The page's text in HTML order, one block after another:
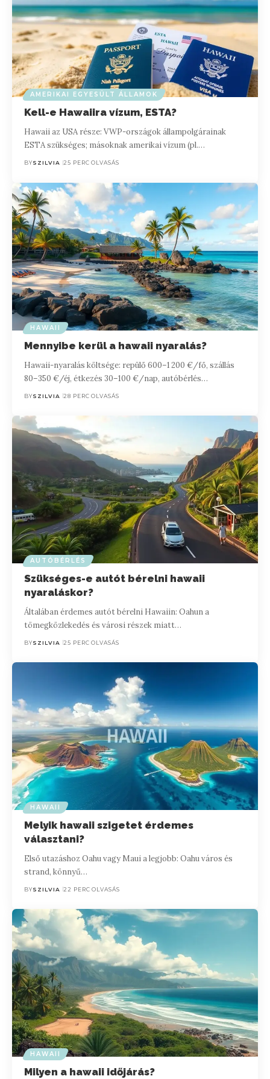
AMERIKAI EGYESÜLT ÁLLAMOK
Kell-e Hawaiira vízum, ESTA?
Hawaii az USA része: VWP-országok állampolgárainak
ESTA szükséges; másoknak amerikai vízum (pl.…
BYSZILVIA 25 PERC OLVASÁS
HAWAII
Mennyibe kerül a hawaii nyaralás?
Hawaii-nyaralás költsége: repülő 600–1 200 €/fő, szállás
80–350 €/éj, étkezés 30–100 €/nap, autóbérlés…
BYSZILVIA 28 PERC OLVASÁS
AUTÓBÉRLÉS
Szükséges-e autót bérelni hawaii
nyaraláskor?
Általában érdemes autót bérelni Hawaiin: Oahun a
tömegközlekedés és városi részek miatt…
BYSZILVIA 25 PERC OLVASÁS
HAWAII
Melyik hawaii szigetet érdemes
választani?
Első utazáshoz Oahu vagy Maui a legjobb: Oahu város és
strand, könnyű…
BYSZILVIA 22 PERC OLVASÁS
HAWAII
Milyen a hawaii időjárás?